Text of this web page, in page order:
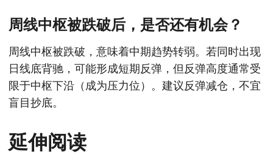
周线中枢被跌破后，是否还有机会？
周线中枢被跌破，意味着中期趋势转弱。若同时出现
日线底背驰，可能形成短期反弹，但反弹高度通常受
限于中枢下沿（成为压力位）。建议反弹减仓，不宜
盲目抄底。
延伸阅读